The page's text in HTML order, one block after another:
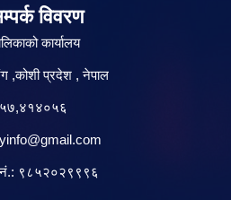
विवरण
कार्यालय
,कोशी प्रदेश , नेपाल
नं.: ९८५२०२९९९६